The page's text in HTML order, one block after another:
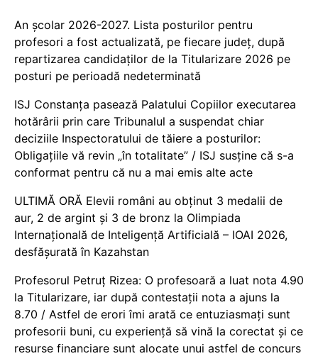
An școlar 2026-2027. Lista posturilor pentru
profesori a fost actualizată, pe fiecare județ, după
repartizarea candidaților de la Titularizare 2026 pe
posturi pe perioadă nedeterminată
ISJ Constanța pasează Palatului Copiilor executarea
hotărârii prin care Tribunalul a suspendat chiar
deciziile Inspectoratului de tăiere a posturilor:
Obligațiile vă revin „în totalitate” / ISJ susține că s-a
conformat pentru că nu a mai emis alte acte
ULTIMĂ ORĂ Elevii români au obținut 3 medalii de
aur, 2 de argint și 3 de bronz la Olimpiada
Internațională de Inteligență Artificială – IOAI 2026,
desfășurată în Kazahstan
Profesorul Petruț Rizea: O profesoară a luat nota 4.90
la Titularizare, iar după contestații nota a ajuns la
8.70 / Astfel de erori îmi arată ce entuziasmați sunt
profesorii buni, cu experiență să vină la corectat și ce
resurse financiare sunt alocate unui astfel de concurs